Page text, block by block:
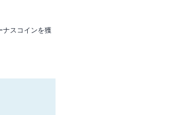
ナスコインを獲